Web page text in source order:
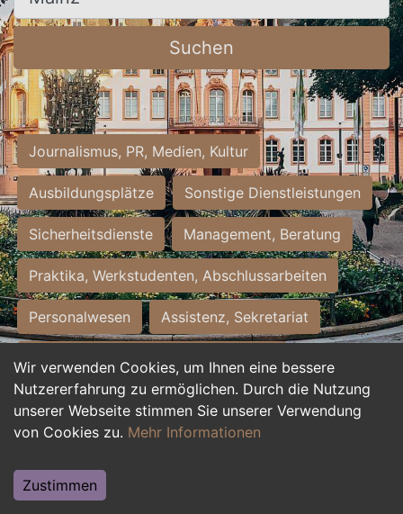
Wir verwenden Cookies, um Ihnen eine bessere
Nutzererfahrung zu ermöglichen. Durch die Nutzung
unserer Webseite stimmen Sie unserer Verwendung
von Cookies zu. Mehr Informationen
Zustimmen
Suchen
Journalismus, PR, Medien, Kultur
Ausbildungsplätze Sonstige Dienstleistungen
Sicherheitsdienste Management, Beratung
Praktika, Werkstudenten, Abschlussarbeiten
Personalwesen Assistenz, Sekretariat
Hilfskräfte, Aushilfs- und Nebenjobs
Einkauf, Logistik, Materialwirtschaft
Weiterbildung, Studium, duale Ausbildung
Tourismus